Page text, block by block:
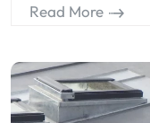
Read More